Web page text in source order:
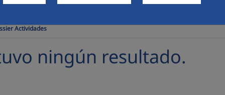
Actividades
ningún resultado.